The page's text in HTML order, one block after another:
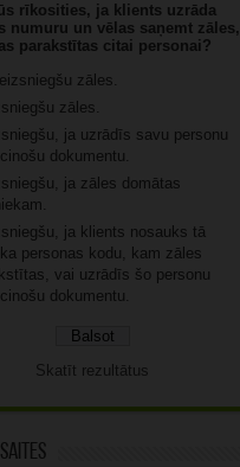
rīkosities, ja klients uzrāda
numuru un vēlas saņemt zāles,
parakstītas citai personai?
zāles.
zāles.
ja uzrādīs savu personu
dokumentu.
ja zāles domātas
ja klients nosauks tā
personas kodu, kam zāles
vai uzrādīs šo personu
dokumentu.
Skatīt rezultātus